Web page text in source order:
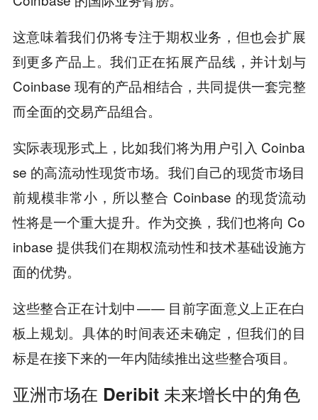
这意味着我们仍将专注于期权业务，但也会扩展
到更多产品上。我们正在拓展产品线，并计划与
Coinbase 现有的产品相结合，共同提供一套完整
而全面的交易产品组合。
实际表现形式上，比如我们将为用户引入 Coinba
se 的高流动性现货市场。我们自己的现货市场目
前规模非常小，所以整合 Coinbase 的现货流动
性将是一个重大提升。作为交换，我们也将向 Co
inbase 提供我们在期权流动性和技术基础设施方
面的优势。
这些整合正在计划中 — — 目前字面意义上正在白
板上规划。具体的时间表还未确定，但我们的目
标是在接下来的一年内陆续推出这些整合项目。
亚洲市场在 Deribit 未来增长中的角色